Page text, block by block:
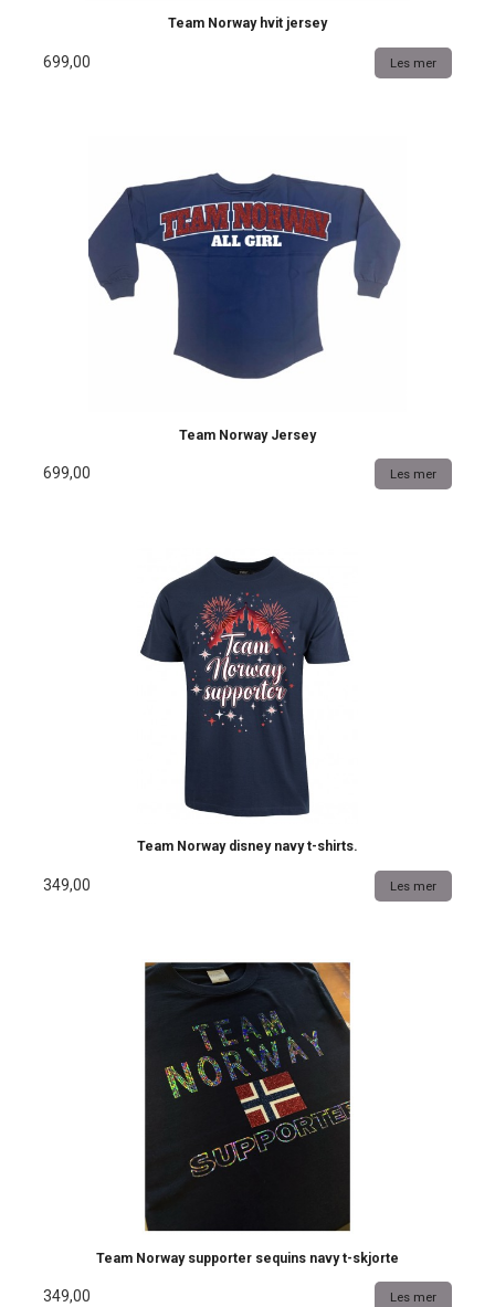
Team Norway hvit jersey
699,00 Les mer
Team Norway Jersey
699,00 Les mer
Team Norway disney navy t-shirts.
349,00 Les mer
Team Norway supporter sequins navy t-skjorte
349,00 Les mer